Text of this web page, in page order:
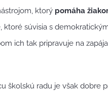
ktorý pomáha
ktoré súvisia s
ich tak pripravuje na
školskú radu je však dobre